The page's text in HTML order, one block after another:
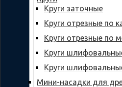
Круги заточные
Круги отрезные по
Круги отрезные по
Круги
Круги
Мини-насадки для